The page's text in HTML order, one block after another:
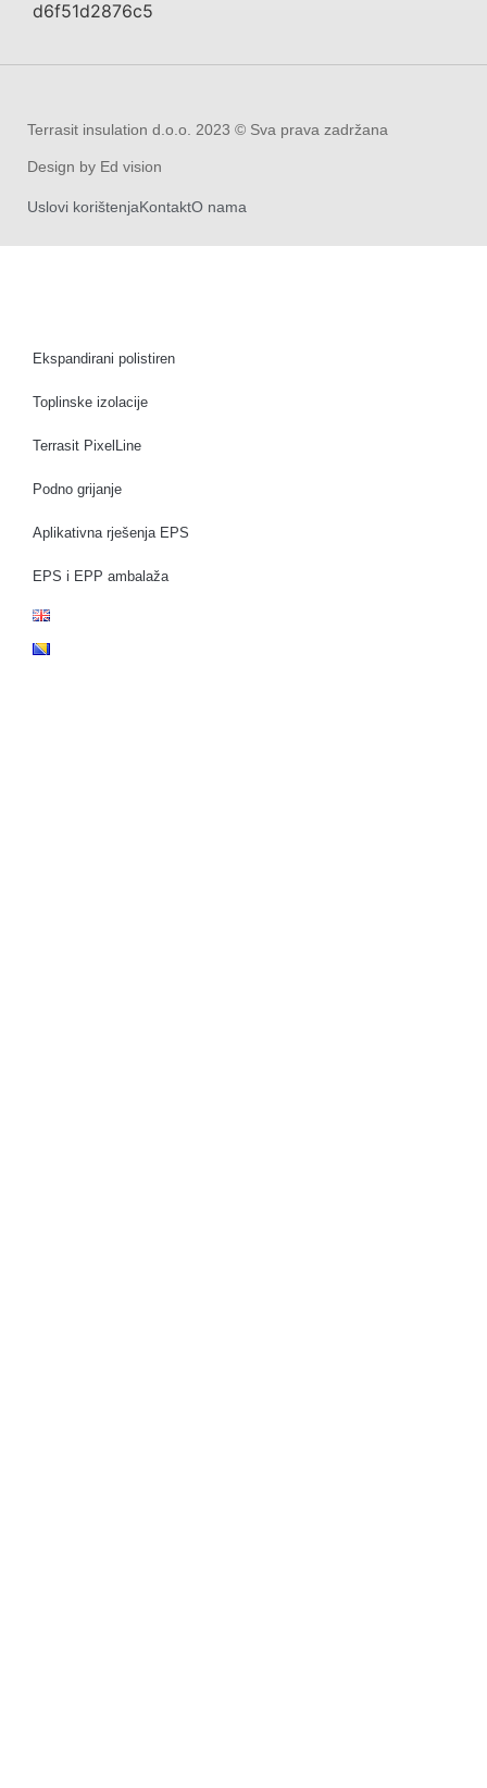
Terrasit insulation d.o.o. 2023 © Sva prava zadržana
Design by Ed vision
Uslovi korištenjaKontaktO nama
Ekspandirani polistiren
Toplinske izolacije
Terrasit PixelLine
Podno grijanje
Aplikativna rješenja EPS
EPS i EPP ambalaža